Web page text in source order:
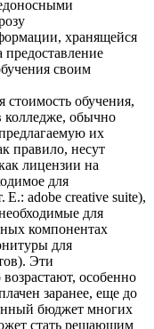
хранящейся
предоставление
своим
стоимость обучения,
колледже, обычно
их
правило, несут
лицензии на
для
Е.: adobe creative suite),
для
компонентах
для
Эти
особенно
заранее, еще до
бюджет многих
стать решающим